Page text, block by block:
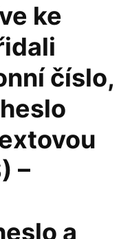
ke
číslo,
–
a